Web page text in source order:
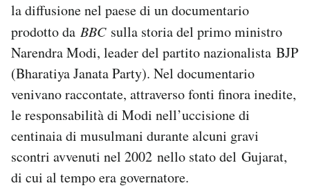
la diffusione nel paese di un documentario
prodotto da BBC sulla storia del primo ministro
Narendra Modi, leader del partito nazionalista BJP
(Bharatiya Janata Party). Nel documentario
venivano raccontate, attraverso fonti finora inedite,
le responsabilità di Modi nell’uccisione di
centinaia di musulmani durante alcuni gravi
scontri avvenuti nel 2002 nello stato del Gujarat,
di cui al tempo era governatore.